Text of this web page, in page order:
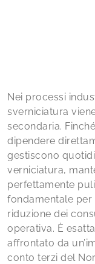
Nei processi
sverniciatura
secondaria.
dipendere
gestiscono
verniciatura,
perfettamente
fondamentale per
riduzione dei
operativa. È
affrontato da
conto terzi del